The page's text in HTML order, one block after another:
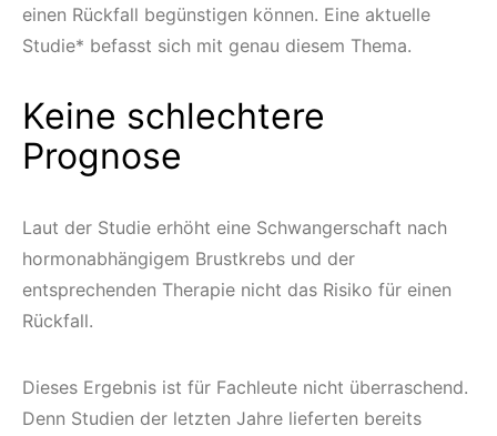
einen Rückfall begünstigen können. Eine aktuelle
Studie* befasst sich mit genau diesem Thema.
Keine schlechtere
Prognose
Laut der Studie erhöht eine Schwangerschaft nach
hormonabhängigem Brustkrebs und der
entsprechenden Therapie nicht das Risiko für einen
Rückfall.
Dieses Ergebnis ist für Fachleute nicht überraschend.
Denn Studien der letzten Jahre lieferten bereits